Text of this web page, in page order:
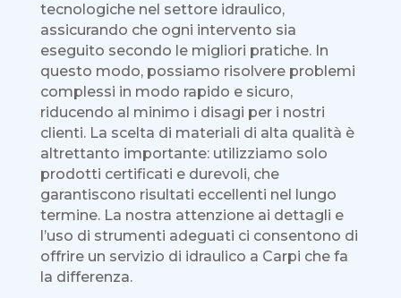
tecnologiche nel settore idraulico,
assicurando che ogni intervento sia
eseguito secondo le migliori pratiche. In
questo modo, possiamo risolvere problemi
complessi in modo rapido e sicuro,
riducendo al minimo i disagi per i nostri
clienti. La scelta di materiali di alta qualità è
altrettanto importante: utilizziamo solo
prodotti certificati e durevoli, che
garantiscono risultati eccellenti nel lungo
termine. La nostra attenzione ai dettagli e
l’uso di strumenti adeguati ci consentono di
offrire un servizio di idraulico a Carpi che fa
la differenza.